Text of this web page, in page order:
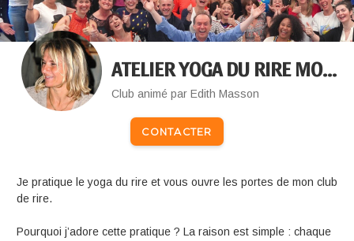
ATELIER YOGA DU RIRE MONDESIR
Club animé par Edith Masson
CONTACTER
Je pratique le yoga du rire et vous ouvre les portes de mon club
de rire.
Pourquoi j’adore cette pratique ? La raison est simple : chaque